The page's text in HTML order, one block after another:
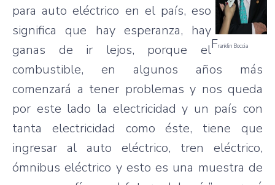
Franklin Boccia
para autoeléctrico en el país,eso
significa
que hay esperanza, hay
ganas de ir lejos, porque el
combustible, en algunos años
más
comenzará a tener problemas y nos queda
por este lado la electricidad y un país con
tanta
electricidad como éste, tiene
que
ingresar al auto eléctrico, tren eléctrico,
ómnibus eléctrico y esto es una muestra de